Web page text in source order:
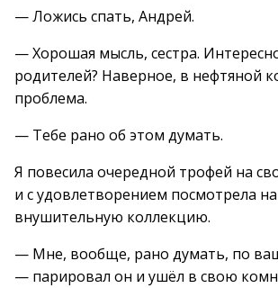
— Ложись спать, Андрей.
— Хорошая мысль, сестра.
родителей? Наверное, в нефтяной
проблема.
— Тебе рано об этом думать.
Я повесила очередной трофей на
и с удовлетворением посмотрела на
внушительную коллекцию.
— Мне, вообще, рано думать, по
— парировал он и ушёл в свою